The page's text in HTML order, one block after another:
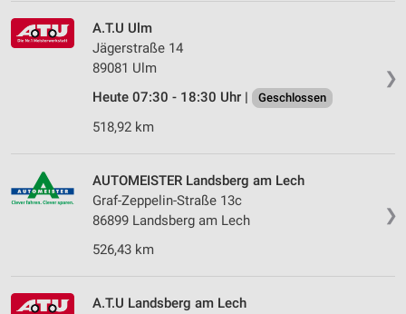
❯
A.T.U Ulm
Jägerstraße 14
89081 Ulm
Heute 07:30 - 18:30 Uhr |
Geschlossen
518,92 km
❯
AUTOMEISTER Landsberg am Lech
Graf-Zeppelin-Straße 13c
86899 Landsberg am Lech
526,43 km
A.T.U Landsberg am Lech